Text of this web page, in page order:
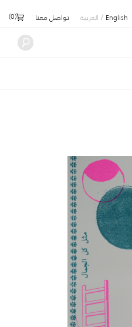
English
/ العربية تواصل معنا (
0
)